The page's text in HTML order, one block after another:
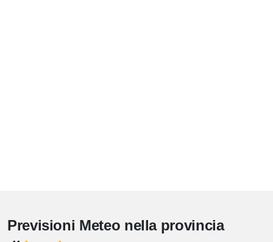
Previsioni Meteo nella provincia